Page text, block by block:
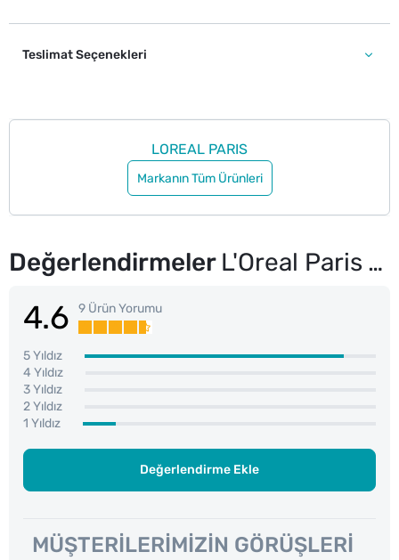
Teslimat Seçenekleri
LOREAL PARIS
Markanın Tüm Ürünleri
Değerlendirmeler L'Oreal Paris Telescopic Extensionist Maskara
4.6 9 Ürün Yorumu
5 Yıldız
4 Yıldız
3 Yıldız
2 Yıldız
1 Yıldız
Değerlendirme Ekle
MÜŞTERILERIMIZIN GÖRÜŞLERI